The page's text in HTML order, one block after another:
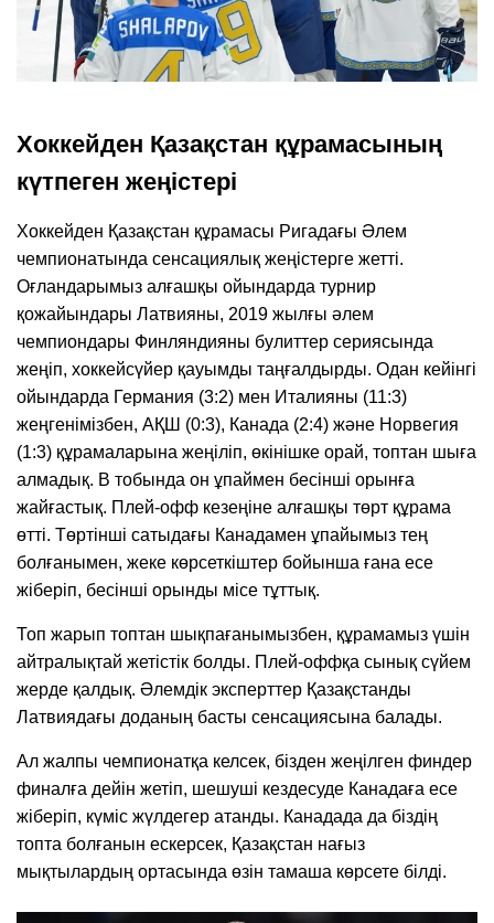
Хоккейден Қазақстан құрамасының
күтпеген жеңістері
Хоккейден Қазақстан құрамасы Ригадағы Әлем
чемпионатында сенсациялық жеңістерге жетті.
Оғландарымыз алғашқы ойындарда турнир
қожайындары Латвияны, 2019 жылғы әлем
чемпиондары Финляндияны булиттер сериясында
жеңіп, хоккейсүйер қауымды таңғалдырды. Одан кейінгі
ойындарда Германия (3:2) мен Италияны (11:3)
жеңгенімізбен, АҚШ (0:3), Канада (2:4) және Норвегия
(1:3) құрамаларына жеңіліп, өкінішке орай, топтан шыға
алмадық. В тобында он ұпаймен бесінші орынға
жайғастық. Плей-офф кезеңіне алғашқы төрт құрама
өтті. Төртінші сатыдағы Канадамен ұпайымыз тең
болғанымен, жеке көрсеткіштер бойынша ғана есе
жіберіп, бесінші орынды місе тұттық.
Топ жарып топтан шықпағанымызбен, құрамамыз үшін
айтралықтай жетістік болды. Плей-оффқа сынық сүйем
жерде қалдық. Әлемдік эксперттер Қазақстанды
Латвиядағы доданың басты сенсациясына балады.
Ал жалпы чемпионатқа келсек, бізден жеңілген финдер
финалға дейін жетіп, шешуші кездесуде Канадаға есе
жіберіп, күміс жүлдегер атанды. Канадада да біздің
топта болғанын ескерсек, Қазақстан нағыз
мықтылардың ортасында өзін тамаша көрсете білді.